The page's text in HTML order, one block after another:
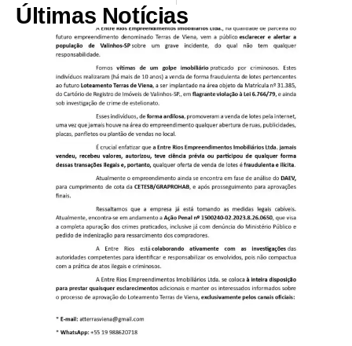
Últimas Notícias